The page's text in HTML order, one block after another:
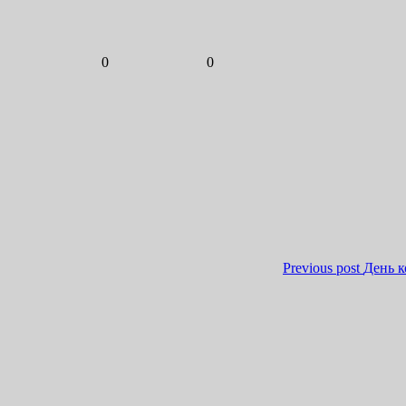
0 0
Previous post День